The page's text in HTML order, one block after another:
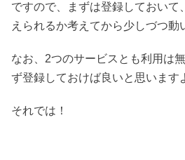
ですので、まずは登録しておいて
えられるか考えてから少しづつ動
なお、2つのサービスとも利用は
ず登録しておけば良いと思います
それでは！